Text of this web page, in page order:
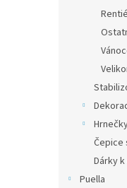
Čepice
Dárky
Puella